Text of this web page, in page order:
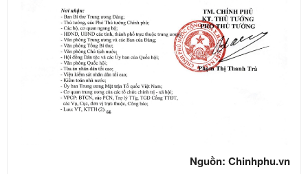
Nguồn: Chinhphu.vn